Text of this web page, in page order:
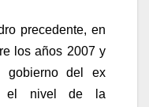
precedente, en
los años 2007 y
gobierno del ex
el nivel de la